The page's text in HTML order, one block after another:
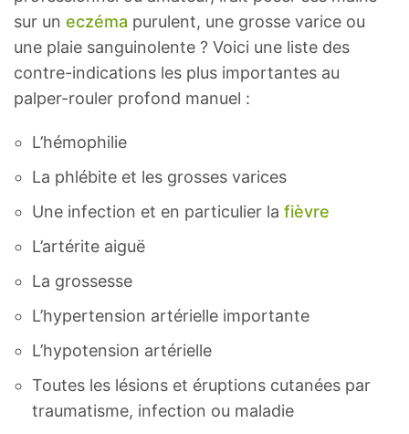
sur un eczéma purulent, une grosse varice ou
une plaie sanguinolente ? Voici une liste des
contre-indications les plus importantes au
palper-rouler profond manuel :
L’hémophilie
La phlébite et les grosses varices
Une infection et en particulier la fièvre
L’artérite aiguë
La grossesse
L’hypertension artérielle importante
L’hypotension artérielle
Toutes les lésions et éruptions cutanées par
traumatisme, infection ou maladie